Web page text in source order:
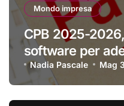
Mondo impresa
CPB 2025-
software per
Nadia Pascale Mag